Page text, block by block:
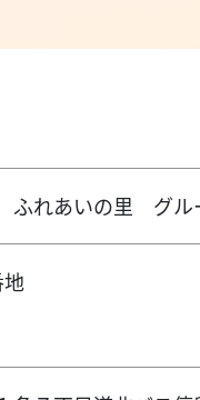
ふれあいの里 グ